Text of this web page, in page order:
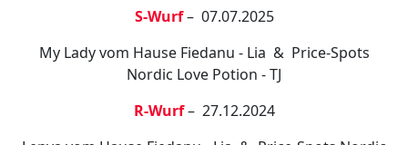
S-Wurf– 07.07.2025
My Lady vom Hause Fiedanu - Lia & Price-Spots
Nordic Love Potion - TJ
R-Wurf– 27.12.2024